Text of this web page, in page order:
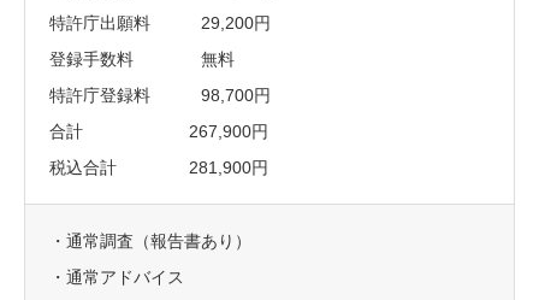
特許庁出願料 29,200円
登録手数料 無料
特許庁登録料 98,700円
合計 267,900円
税込合計 281,900円
・通常調査（報告書あり）
・通常アドバイス